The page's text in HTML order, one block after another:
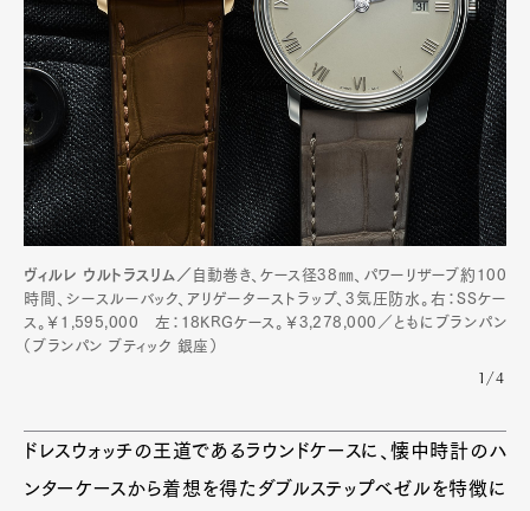
Art&Design WatchFashion
GourmetCars
ProductCulture Lifestyle
Pen Membership
ヴィルレ ウルトラスリム／ 自動巻き、ケース径38㎜、パワーリザーブ約100
時間、シースルーバック、アリゲーターストラップ、3気圧防水。右：SSケー
ス。￥1,595,000 左：18KRGケース。￥3,278,000／ともにブランパン
（ブランパン ブティック 銀座）
1/4
ドレスウォッチの王道であるラウンドケースに、懐中時計のハ
ンターケースから着想を得たダブルステップベゼルを特徴に